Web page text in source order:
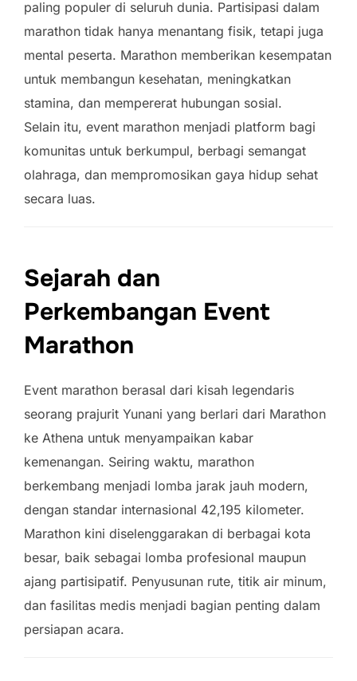
paling populer di seluruh dunia. Partisipasi dalam
marathon tidak hanya menantang fisik, tetapi juga
mental peserta. Marathon memberikan kesempatan
untuk membangun kesehatan, meningkatkan
stamina, dan mempererat hubungan sosial.
Selain itu, event marathon menjadi platform bagi
komunitas untuk berkumpul, berbagi semangat
olahraga, dan mempromosikan gaya hidup sehat
secara luas.
Sejarah dan
Perkembangan Event
Marathon
Event marathon berasal dari kisah legendaris
seorang prajurit Yunani yang berlari dari Marathon
ke Athena untuk menyampaikan kabar
kemenangan. Seiring waktu, marathon
berkembang menjadi lomba jarak jauh modern,
dengan standar internasional 42,195 kilometer.
Marathon kini diselenggarakan di berbagai kota
besar, baik sebagai lomba profesional maupun
ajang partisipatif. Penyusunan rute, titik air minum,
dan fasilitas medis menjadi bagian penting dalam
persiapan acara.